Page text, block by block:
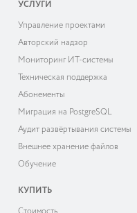
УСЛУГИ
Управление проектами
Авторский надзор
Мониторинг ИТ-системы
Техническая поддержка
Абонементы
Миграция на PostgreSQL
Аудит развёртывания системы
Внешнее хранение файлов
Обучение
КУПИТЬ